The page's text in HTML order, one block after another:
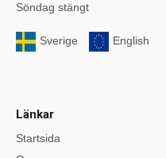
Söndag stängt
Sverige English
Länkar
Startsida